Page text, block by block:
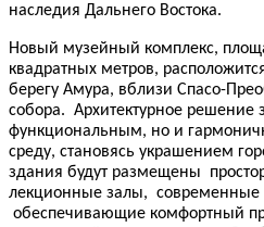
наследия Дальнего Востока.
Новый музейный комплекс,
квадратных метров,
берегу Амура, вблизи Спасо-
собора. Архитектурное решение
функциональным, но и
среду, становясь украшением
здания будут размещены
лекционные залы, современные
обеспечивающие комфортный